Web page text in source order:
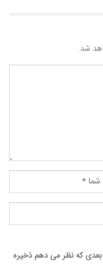
شد.
بعدی که نظر می دهم ذخیره